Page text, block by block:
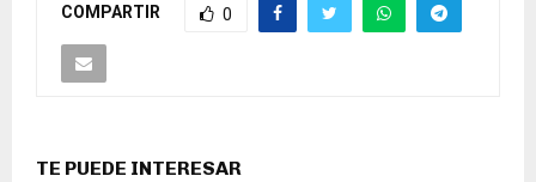
COMPARTIR 0
TE PUEDE INTERESAR